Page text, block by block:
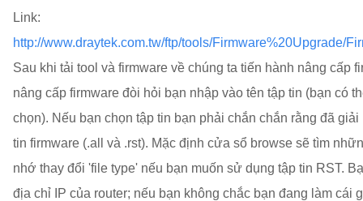
Link:
http://www.draytek.com.tw/ftp/tools/Firmware%20Upgrade/
Sau khi tải tool và firmware về chúng ta tiến hành nâng cấp
nâng cấp firmware đòi hỏi bạn nhập vào tên tập tin (bạn có
chọn). Nếu bạn chọn tập tin bạn phải chắn chắn rằng đã
tin firmware (.all và .rst). Mặc định cửa sổ browse sẽ tìm
nhớ thay đổi 'file type' nếu bạn muốn sử dụng tập tin RST.
địa chỉ IP của router; nếu bạn không chắc bạn đang làm cái